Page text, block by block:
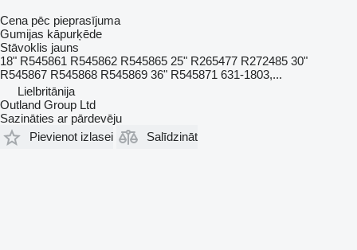
Cena pēc pieprasījuma
Gumijas kāpurķēde
Stāvoklis jauns
18" R545861 R545862 R545865 25" R265477 R272485 30"
R545867 R545868 R545869 36" R545871 631-1803,...
Lielbritānija
Outland Group Ltd
Sazināties ar pārdevēju
Pievienot izlasei
Salīdzināt